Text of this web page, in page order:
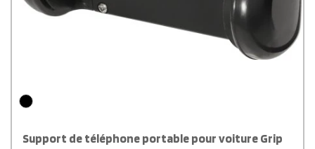
Support de téléphone portable pour voiture Grip